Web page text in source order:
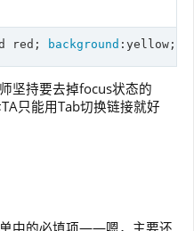
red; background
坚持要去掉focus状态的
只能用Tab切换链接就好